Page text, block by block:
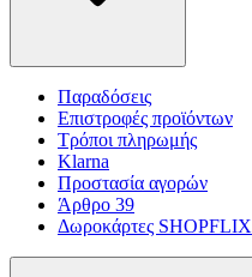
Παραδόσεις
Επιστροφές προϊόντων
Τρόποι πληρωμής
Klarna
Προστασία αγορών
Άρθρο 39
Δωροκάρτες SHOPFLIX